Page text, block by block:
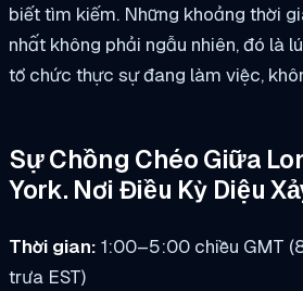
biết tìm kiếm. Những khoảng thời
nhất không phải ngẫu nhiên, đó là
tổ chức thực sự đang làm việc,
Sự Chồng Chéo Giữa
York. Nơi Điều Kỳ Diệu
Thời gian: 1:00–5:00 chiều GMT
trưa EST)